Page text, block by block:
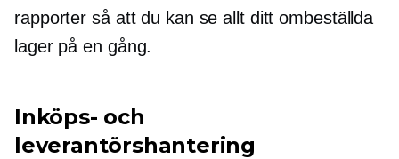
rapporter så att du kan se allt ditt ombeställda
lager på en gång.
Inköps- och
leverantörshantering